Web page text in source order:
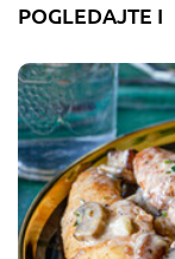
POGLEDAJTE I